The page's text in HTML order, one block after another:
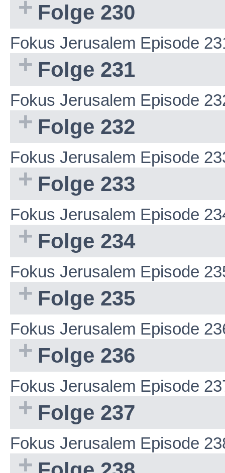
Folge 230
Fokus Jerusalem Episode
Folge 231
Fokus Jerusalem Episode
Folge 232
Fokus Jerusalem Episode
Folge 233
Fokus Jerusalem Episode
Folge 234
Fokus Jerusalem Episode
Folge 235
Fokus Jerusalem Episode
Folge 236
Fokus Jerusalem Episode
Folge 237
Fokus Jerusalem Episode